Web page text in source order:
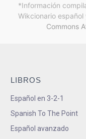
*Información
Wikcionario español
Commons
LIBROS
Español en 3-2-1
Spanish To The Point
Español avanzado